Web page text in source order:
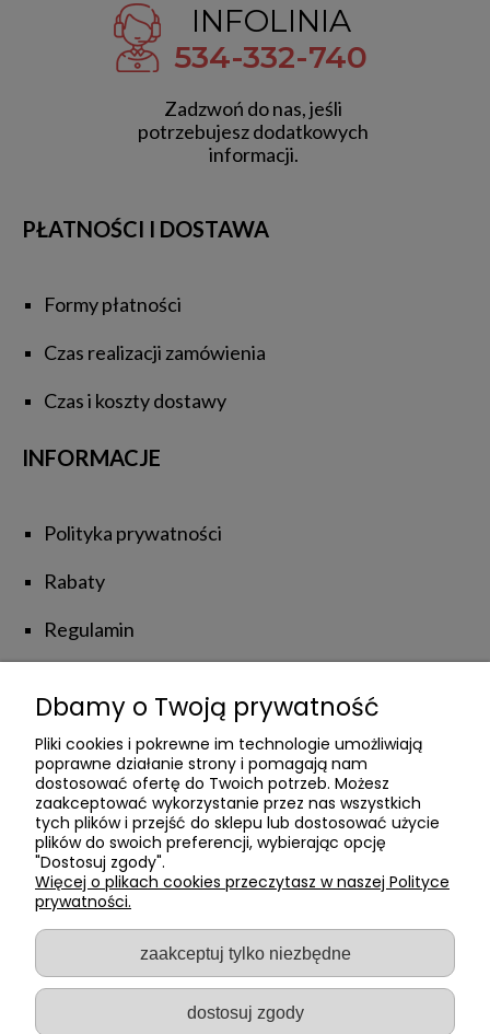
INFOLINIA
534-332-740
Zadzwoń do nas, jeśli
potrzebujesz dodatkowych
informacji.
PŁATNOŚCI I DOSTAWA
Formy płatności
Czas realizacji zamówienia
Czas i koszty dostawy
INFORMACJE
Polityka prywatności
Rabaty
Regulamin
NATUROLOVE
Kontakt z Nami
Poznajmy się
Private Label
Dbamy o Twoją prywatność
Pliki cookies i pokrewne im technologie umożliwiają
poprawne działanie strony i pomagają nam
dostosować ofertę do Twoich potrzeb. Możesz
zaakceptować wykorzystanie przez nas wszystkich
tych plików i przejść do sklepu lub dostosować użycie
plików do swoich preferencji, wybierając opcję
"Dostosuj zgody".
Więcej o plikach cookies przeczytasz w naszej Polityce
prywatności.
zaakceptuj tylko niezbędne
dostosuj zgody